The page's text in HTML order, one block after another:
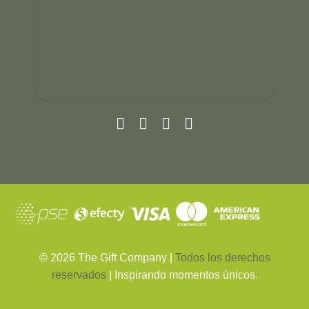
© 2026The Gift Company | Todos los derechos
reservados
| Inspirando momentos únicos.